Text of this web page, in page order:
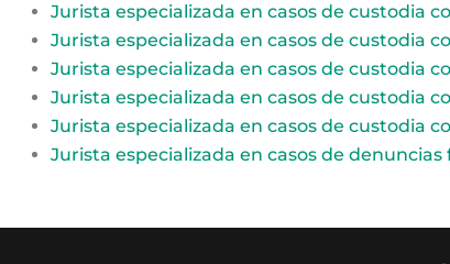
Jurista especializada en casos de custodia
Jurista especializada en casos de custodia
Jurista especializada en casos de custodia
Jurista especializada en casos de custodia
Jurista especializada en casos de custodia
Jurista especializada en casos de denuncias